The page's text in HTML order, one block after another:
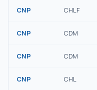
CNP CHLF
CNP CDM
CNP CDM
CNP CHL